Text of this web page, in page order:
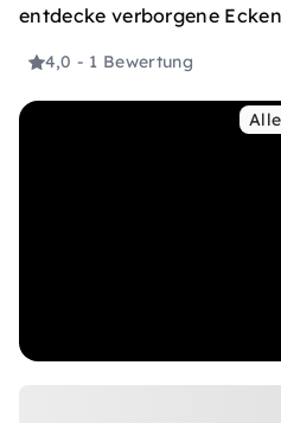
entdecke verborgene
4,0 - 1 Bewertung